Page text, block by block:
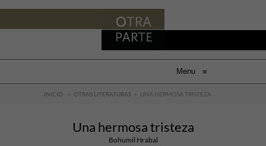
Menu ≡
INICIO » OTRAS LITERATURAS » UNA HERMOSA TRISTEZA
Una hermosa tristeza
Bohumil Hrabal